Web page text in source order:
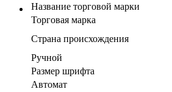
Название торговой марки
Торговая марка
Страна происхождения
Ручной
Размер шрифта
Автомат